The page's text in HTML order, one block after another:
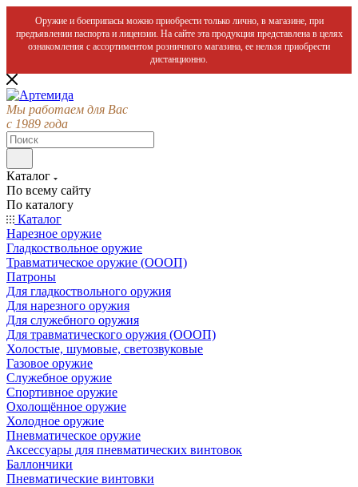
Оружие и боеприпасы можно приобрести только лично, в магазине, при
предъявлении паспорта и лицензии. На сайте эта продукция представлена в целях
ознакомления с ассортиментом розничного магазина, ее нельзя приобрести
дистанционно.
Мы работаем для Вас
с 1989 года
Каталог
По всему сайту
По каталогу
Каталог
Нарезное оружие
Гладкоствольное оружие
Травматическое оружие (ОООП)
Патроны
Для гладкоствольного оружия
Для нарезного оружия
Для служебного оружия
Для травматического оружия (ОООП)
Холостые, шумовые, светозвуковые
Газовое оружие
Служебное оружие
Спортивное оружие
Охолощённое оружие
Холодное оружие
Пневматическое оружие
Аксессуары для пневматических винтовок
Баллончики
Пневматические винтовки